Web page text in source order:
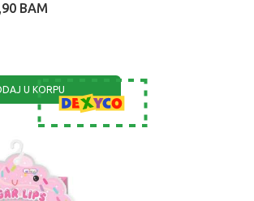
BAM
U KORPU